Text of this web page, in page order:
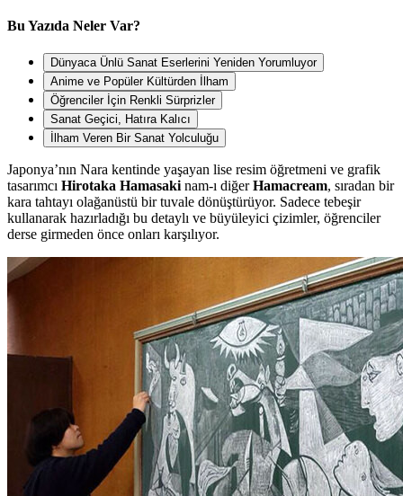
Bu Yazıda Neler Var?
Dünyaca Ünlü Sanat Eserlerini Yeniden Yorumluyor
Anime ve Popüler Kültürden İlham
Öğrenciler İçin Renkli Sürprizler
Sanat Geçici, Hatıra Kalıcı
İlham Veren Bir Sanat Yolculuğu
Japonya’nın Nara kentinde yaşayan lise resim öğretmeni ve grafik
tasarımcı Hirotaka Hamasaki nam-ı diğerHamacream, sıradan bir
kara tahtayı olağanüstü bir tuvale dönüştürüyor. Sadece tebeşir
kullanarak hazırladığı bu detaylı ve büyüleyici çizimler, öğrenciler
derse girmeden önce onları karşılıyor.